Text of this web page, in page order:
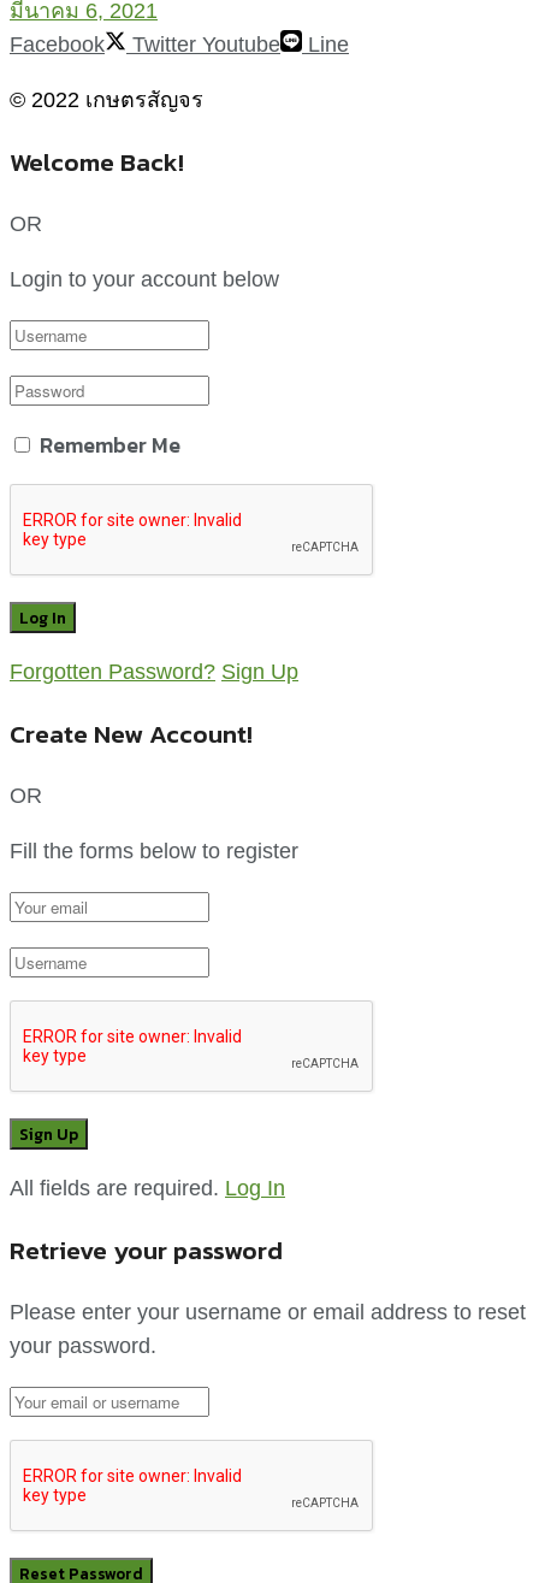
มีนาคม 6, 2021
Facebook
Twitter Youtube Line
© 2022 เกษตรสัญจร
Welcome Back!
OR
Login to your account below
Remember Me
Forgotten Password? Sign Up
Create New Account!
OR
Fill the forms below to register
All fields are required. Log In
Retrieve your password
Please enter your username or email address to reset
your password.